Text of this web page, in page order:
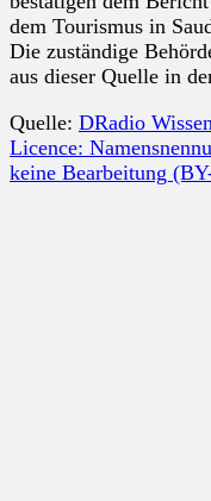
dem Tourismus in
Die zuständige
aus dieser Quelle in
Quelle: DRadio Wissen
Licence:
keine Bearbeitung